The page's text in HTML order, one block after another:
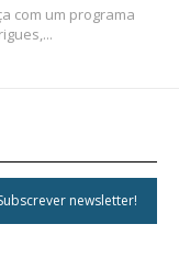
com um programa
newsletter!